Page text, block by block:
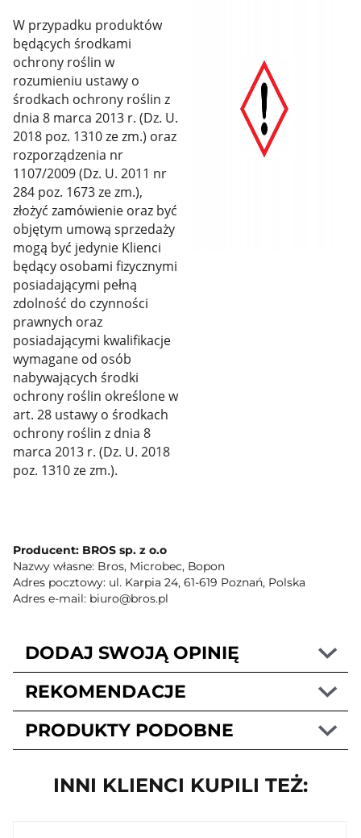
W przypadku produktów
będących środkami
ochrony roślin w
rozumieniu ustawy o
środkach ochrony roślin z
dnia 8 marca 2013 r. (Dz. U.
2018 poz. 1310 ze zm.) oraz
rozporządzenia nr
1107/2009 (Dz. U. 2011 nr
284 poz. 1673 ze zm.),
złożyć zamówienie oraz być
objętym umową sprzedaży
mogą być jedynie Klienci
będący osobami fizycznymi
posiadającymi pełną
zdolność do czynności
prawnych oraz
posiadającymi kwalifikacje
wymagane od osób
nabywających środki
ochrony roślin określone w
art. 28 ustawy o środkach
ochrony roślin z dnia 8
marca 2013 r. (Dz. U. 2018
poz. 1310 ze zm.).
Producent: BROS sp. z o.o
Nazwy własne: Bros, Microbec, Bopon
Adres pocztowy: ul. Karpia 24, 61-619 Poznań, Polska
Adres e-mail: biuro@bros.pl
DODAJ SWOJĄ OPINIĘ
REKOMENDACJE
PRODUKTY PODOBNE
INNI KLIENCI KUPILI TEŻ: